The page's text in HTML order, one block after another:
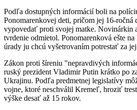
Podľa dostupných informácií boli na
Ponomarenkovej deti, pričom jej 16-ročná
vypovedať proti svojej matke. Novinárkin
tvrdenie odmietol. Ponomarenková ešte
úrady ju chcú vyšetrovaním potrestať za
Zákon proti šíreniu "nepravdivých
ruský prezident Vladimir Putin krátko po
Ukrajinu. Podľa predmetnej legislatívy
vojne, ktoré neschválil Kremeľ, hroziť
výške desať až 15 rokov.